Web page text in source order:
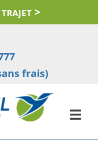
frais)